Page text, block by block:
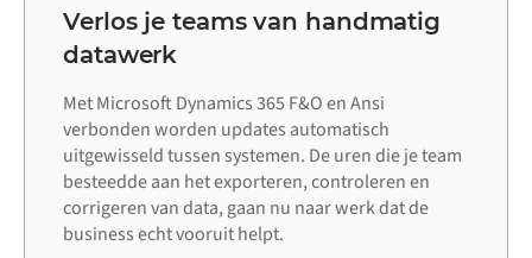
Verlos je teams van handmatig
datawerk
Met Microsoft Dynamics 365 F&O en Ansi
verbonden worden updates automatisch
uitgewisseld tussen systemen. De uren die je team
besteedde aan het exporteren, controleren en
corrigeren van data, gaan nu naar werk dat de
business echt vooruit helpt.